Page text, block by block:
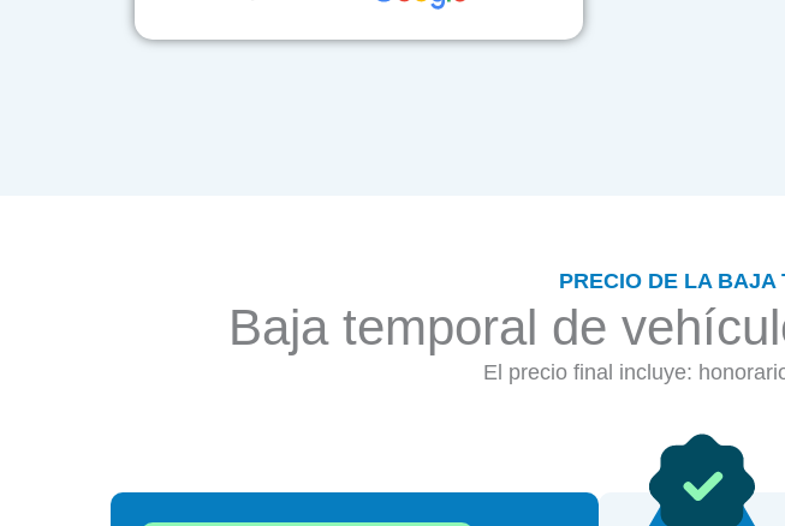
PRECIO DE LA BAJA
Baja temporal de
El precio final incluye: